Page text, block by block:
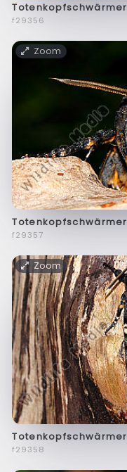
Totenkopfschwärmer
f29356
Zoom
Totenkopfschwärmer
f29357
Zoom
Totenkopfschwärmer
f29358